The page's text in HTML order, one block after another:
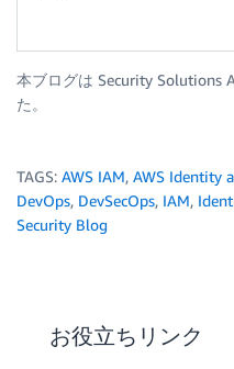
本ブログは Security Solutions
た。
TAGS: AWS IAM, AWS Identity
DevOps, DevSecOps, IAM,
Security Blog
お役立ちリンク